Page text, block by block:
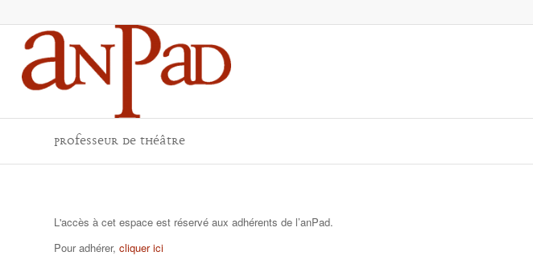
Professeur de théâtre
L'accès à cet espace est réservé aux adhérents de l’anPad.
Pour adhérer, cliquer ici